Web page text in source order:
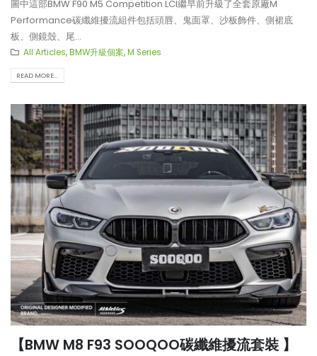
圖中這部BMW F90 M5 Competition LCI繼早前升級了全套原廠M
Performance碳纖維擾流組件包括頭唇、鬼面罩、沙板飾件、側裙底
板、側鏡殼、尾...
All Articles,BMW升級個案,M Series
READ MORE...
【BMW M8 F93 SOOQOO碳纖維擾流套裝 】